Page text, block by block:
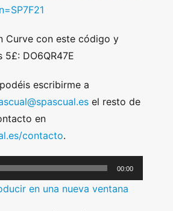
Curve con este código y
5£: DO6QR47E
escribirme a
el resto de
en
contacto.
00:00
en una nueva ventana